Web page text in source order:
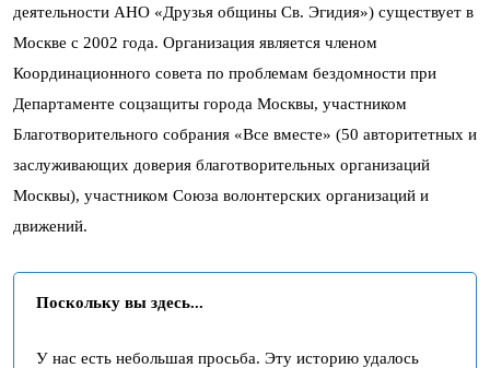
деятельности АНО «Друзья общины Св. Эгидия») существует в
Москве с 2002 года. Организация является членом
Координационного совета по проблемам бездомности при
Департаменте соцзащиты города Москвы, участником
Благотворительного собрания «Все вместе» (50 авторитетных и
заслуживающих доверия благотворительных организаций
Москвы), участником Союза волонтерских организаций и
движений.
Поскольку вы здесь...
У нас есть небольшая просьба. Эту историю удалось